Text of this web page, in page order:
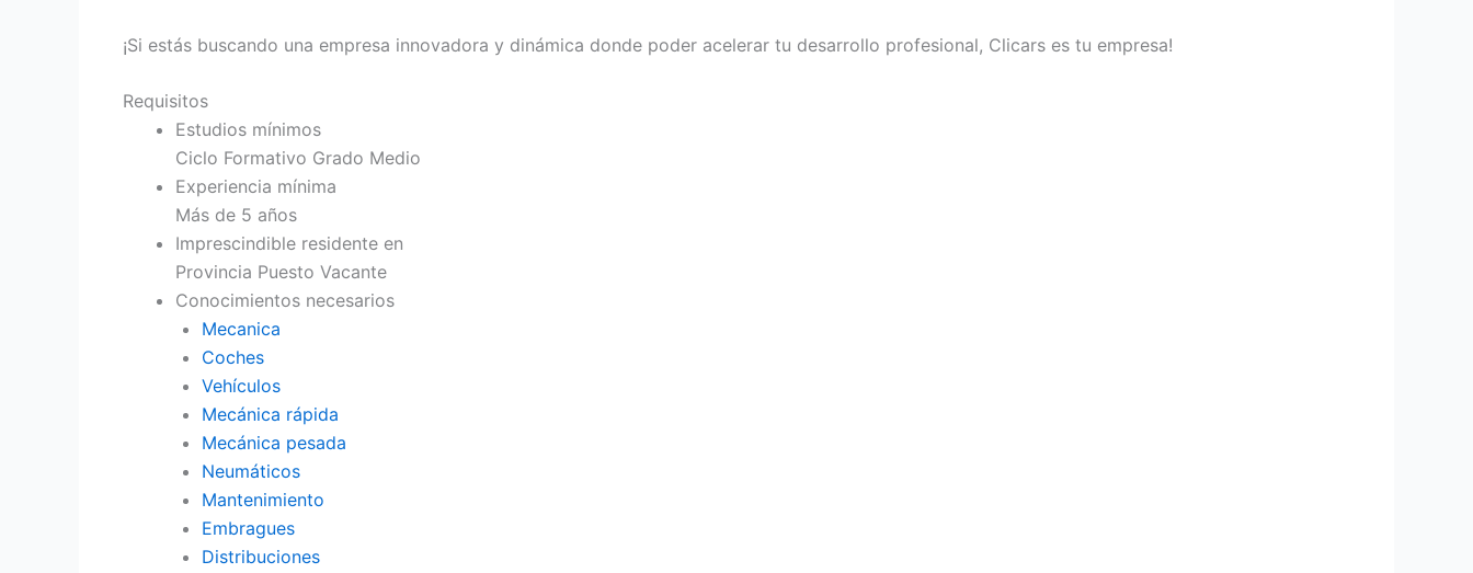
¡Si estás buscando una empresa innovadora y dinámica donde poder acelerar tu desarrollo profesional, Clicars es tu empresa!
Requisitos
Estudios mínimos
Ciclo Formativo Grado Medio
Experiencia mínima
Más de 5 años
Imprescindible residente en
Provincia Puesto Vacante
Conocimientos necesarios
Mecanica
Coches
Vehículos
Mecánica rápida
Mecánica pesada
Neumáticos
Mantenimiento
Embragues
Distribuciones